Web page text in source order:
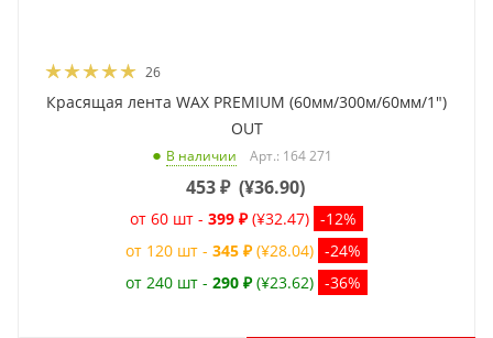
26
Красящая лента WAX PREMIUM (60мм/300м/60мм/1")
OUT
В наличии Арт.: 164 271
453₽ (¥36.90)
от 60 шт - 399 ₽ (¥32.47) -12%
от 120 шт - 345 ₽ (¥28.04) -24%
от 240 шт - 290 ₽ (¥23.62) -36%